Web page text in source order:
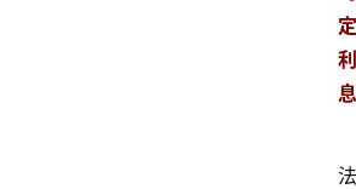
定
利
息
法